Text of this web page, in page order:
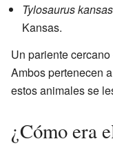
Tylosaurus
Kansas.
Un pariente cercano
Ambos pertenecen
estos animales se
¿Cómo era